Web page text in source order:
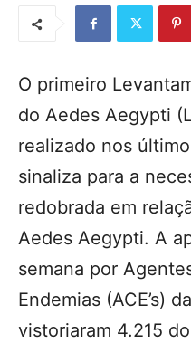
O primeiro
do Aedes Aegypti
realizado nos
sinaliza para a
redobrada em
Aedes Aegypti. A
semana por
Endemias (ACE’s)
vistoriaram 4.215